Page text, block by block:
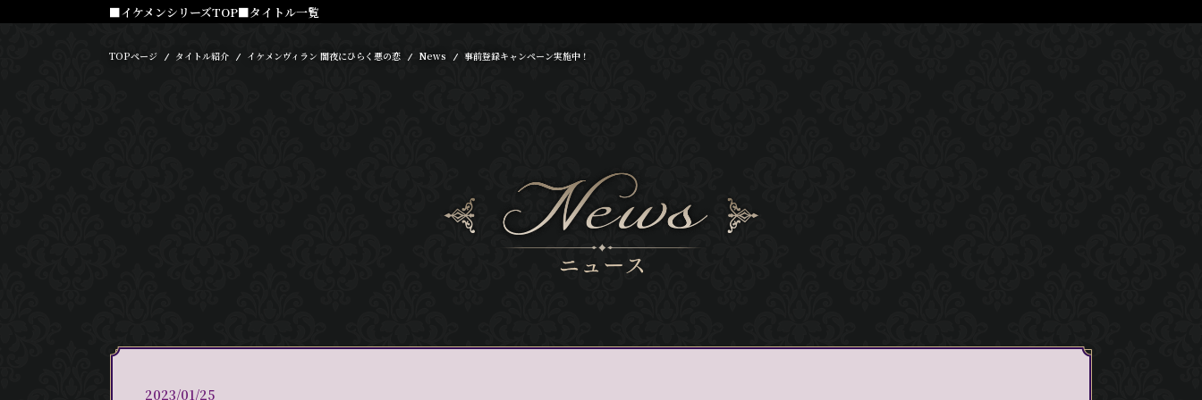
■イケメンシリーズTOP■タイトル一覧
TOPページ タイトル紹介 イケメンヴィラン 闇夜にひらく悪の恋 News 事前登録キャンペーン実施中！
2023/01/25